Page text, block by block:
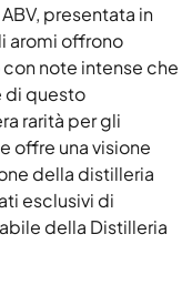
presentata in
aromi offrono
note intense che
di questo
rarità per gli
offre una visione
della distilleria
esclusivi di
della Distilleria